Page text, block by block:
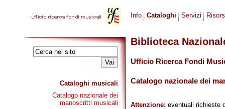
Cataloghi musicali
Catalogo nazionale dei
manoscritti musicali
Info Cataloghi Servizi
Biblioteca
Ufficio Ricerca Fondi
Catalogo nazionale dei
Attenzione: eventuali richieste